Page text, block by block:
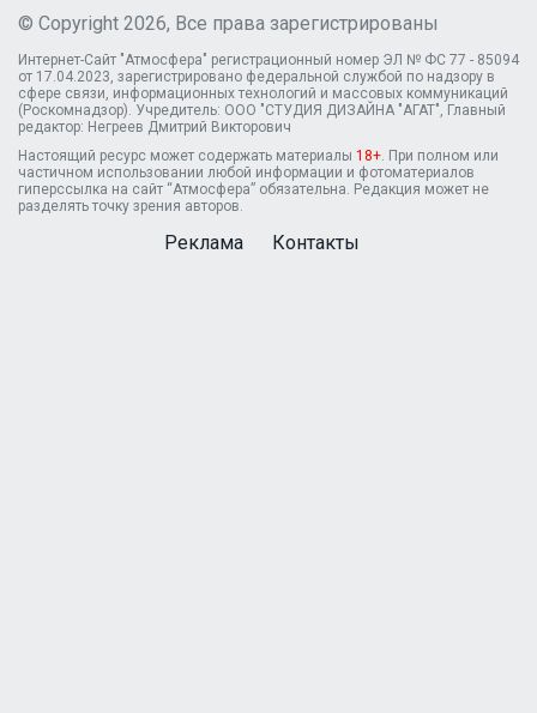
© Copyright 2026, Все права зарегистрированы
Интернет-Сайт "Атмосфера" регистрационный номер ЭЛ № ФС 77 - 85094
от 17.04.2023, зарегистрировано федеральной службой по надзору в
сфере связи, информационных технологий и массовых коммуникаций
(Роскомнадзор). Учредитель: ООО "СТУДИЯ ДИЗАЙНА "АГАТ", Главный
редактор: Негреев Дмитрий Викторович
Настоящий ресурс может содержать материалы 18+ . При полном или
частичном использовании любой информации и фотоматериалов
гиперссылка на сайт “Атмосфера” обязательна. Редакция может не
разделять точку зрения авторов.
Реклама Контакты